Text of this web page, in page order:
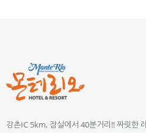
강촌IC 5km, 잠실에서 40분거리!! 짜릿한